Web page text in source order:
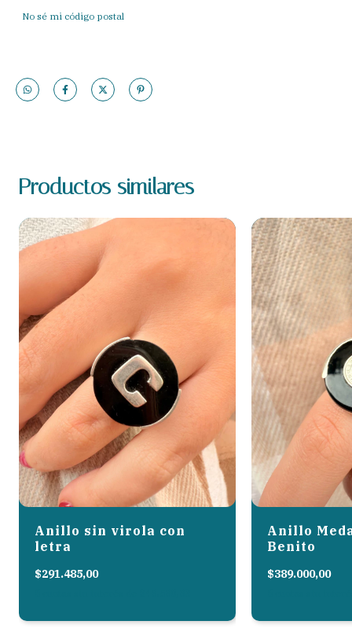
• Material: Plata 925
• Acabado: Liso
- Medida
- Otras modificaciones
Los productos personalizados tienen una demora de 15 dias
posterior a la compra
Información adicional:
• Garantía:
No sé mi código postal
Productos similares
Anillo sin virola con
letra
$291.485,00
Anillo
Benito
$389.000,00